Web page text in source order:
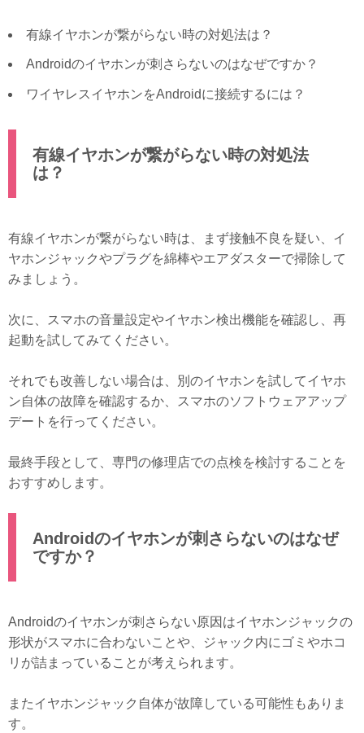
有線イヤホンが繋がらない時の対処法は？
Androidのイヤホンが刺さらないのはなぜですか？
ワイヤレスイヤホンをAndroidに接続するには？
有線イヤホンが繋がらない時の対処法
は？
有線イヤホンが繋がらない時は、まず接触不良を疑い、イ
ヤホンジャックやプラグを綿棒やエアダスターで掃除して
みましょう。
次に、スマホの音量設定やイヤホン検出機能を確認し、再
起動を試してみてください。
それでも改善しない場合は、別のイヤホンを試してイヤホ
ン自体の故障を確認するか、スマホのソフトウェアアップ
デートを行ってください。
最終手段として、専門の修理店での点検を検討することを
おすすめします。
Androidのイヤホンが刺さらないのはなぜ
ですか？
Androidのイヤホンが刺さらない原因はイヤホンジャックの
形状がスマホに合わないことや、ジャック内にゴミやホコ
リが詰まっていることが考えられます。
またイヤホンジャック自体が故障している可能性もありま
す。